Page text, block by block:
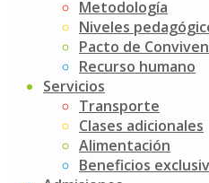
Metodología
Niveles
Pacto de
Recurso humano
Servicios
Transporte
Clases adicionales
Alimentación
Beneficios
Empezamos el año con
de las cuales buscamos que
fortalezcan los lazos de
Cada momento se convierte
compartir, disfrutar y
¡Bienvenida!
Actividad sensorial K3